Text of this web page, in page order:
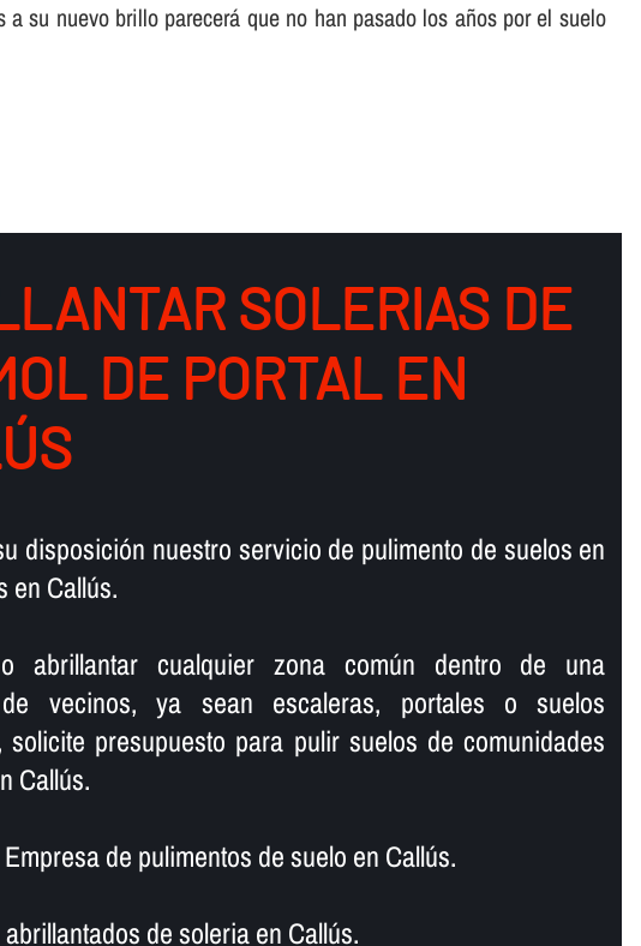
su nuevo brillo parecerá que no han pasado los años por el suelo
SOLERIAS DE
DE PORTAL EN
disposición nuestro servicio de pulimento de suelos en
en Callús.
abrillantar cualquier zona común dentro de una
vecinos, ya sean escaleras, portales o suelos
solicite presupuesto para pulir suelos de comunidades
Callús.
de pulimentos de suelo en Callús.
de soleria en Callús.